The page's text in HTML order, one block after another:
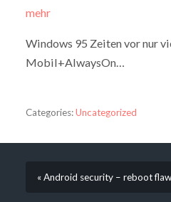
mehr
Windows 95 Zeiten vor nur
Mobil+AlwaysOn…
Categories:Uncategorized
« Android security – reboot flaw